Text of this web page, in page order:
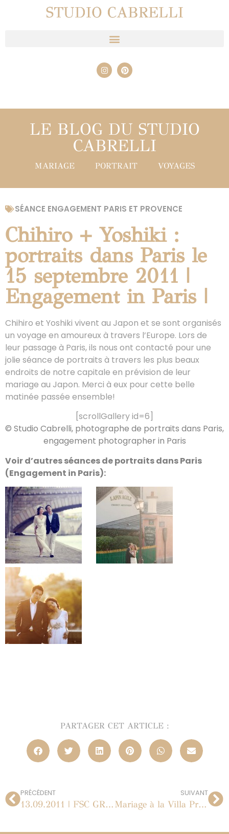
STUDIO CABRELLI
LE BLOG DU STUDIO
CABRELLI
MARIAGE PORTRAIT VOYAGES
SÉANCE ENGAGEMENT PARIS ET PROVENCE
Chihiro + Yoshiki :
portraits dans Paris le
15 septembre 2011 |
Engagement in Paris |
Chihiro et Yoshiki vivent au Japon et se sont organisés
un voyage en amoureux à travers l’Europe. Lors de
leur passage à Paris, ils nous ont contacté pour une
jolie séance de portraits à travers les plus beaux
endroits de notre capitale en prévision de leur
mariage au Japon. Merci à eux pour cette belle
matinée passée ensemble!
[scrollGallery id=6]
© Studio Cabrelli, photographe de portraits dans Paris,
engagement photographer in Paris
Voir d’autres séances de portraits dans Paris
(Engagement in Paris):
PARTAGER CET ARTICLE :
PRÉCÉDENT
13.09.2011 | FSC GROUPE | PORTRAITS CORPORATE
SUIVANT
Mariage à la Villa Pré l’Evêque à Opio | Côte d’Azur